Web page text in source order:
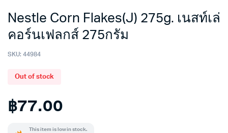
Nestle Corn Flakes(J) 275g. เนสท์เล่
คอร์นเฟลกส์ 275กรัม
SKU: 44984
Out of stock
฿77.00
This item is low in stock.